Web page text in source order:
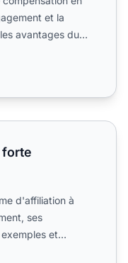
et la
avantages du
forte
d'affiliation à
ses
et